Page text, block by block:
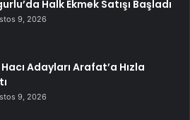
Halk Ekmek Satışı Başladı
9, 2026
Adayları Arafat’a Hızla
9, 2026